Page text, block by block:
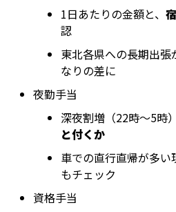
1日あたりの金額と、
認
東北各県への長期出
なりの差に
夜勤手当
深夜割増（22時〜5時
と付くか
車での直行直帰が多
もチェック
資格手当